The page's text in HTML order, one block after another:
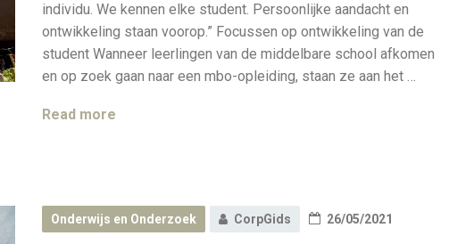
individu. We kennen elke student. Persoonlijke aandacht en
ontwikkeling staan voorop.” Focussen op ontwikkeling van de
student Wanneer leerlingen van de middelbare school afkomen
en op zoek gaan naar een mbo-opleiding, staan ze aan het …
Read more
Onderwijs en Onderzoek CorpGids 26/05/2021